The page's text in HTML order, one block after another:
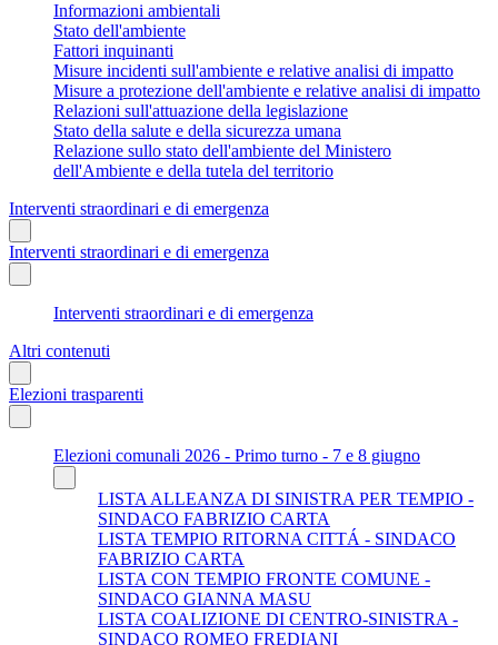
Informazioni ambientali
Stato dell'ambiente
Fattori inquinanti
Misure incidenti sull'ambiente e relative analisi di impatto
Misure a protezione dell'ambiente e relative analisi di impatto
Relazioni sull'attuazione della legislazione
Stato della salute e della sicurezza umana
Relazione sullo stato dell'ambiente del Ministero
dell'Ambiente e della tutela del territorio
Interventi straordinari e di emergenza
Interventi straordinari e di emergenza
Interventi straordinari e di emergenza
Altri contenuti
Elezioni trasparenti
Elezioni comunali 2026 - Primo turno - 7 e 8 giugno
LISTA ALLEANZA DI SINISTRA PER TEMPIO -
SINDACO FABRIZIO CARTA
LISTA TEMPIO RITORNA CITTÁ - SINDACO
FABRIZIO CARTA
LISTA CON TEMPIO FRONTE COMUNE -
SINDACO GIANNA MASU
LISTA COALIZIONE DI CENTRO-SINISTRA -
SINDACO ROMEO FREDIANI